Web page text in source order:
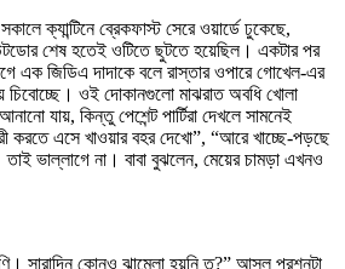
ক্যান্টিনে ব্রেকফাস্ট সেরে ওয়ার্ডে ঢুকেছে,
শেষ হতেই ওটিতে ছুটতে হয়েছিল। একটার পর
জিডিএ দাদাকে বলে রাস্তার ওপারে গোখেল-এর
চিবোচ্ছে। ওই দোকানগুলো মাঝরাত অবধি খোলা
যায়, কিন্তু পেশেন্ট পার্টিরা দেখলে সামনেই
করতে এসে খাওয়ার বহর দেখো”, “আরে খাচ্ছে-পড়ছে
ভাল্লাগে না। বাবা বুঝলেন, মেয়ের চামড়া এখনও
সারাদিন কোনও ঝামেলা হয়নি ত?” আসল প্রশ্নটা